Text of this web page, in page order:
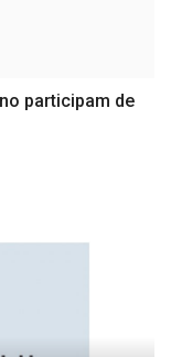
participam de